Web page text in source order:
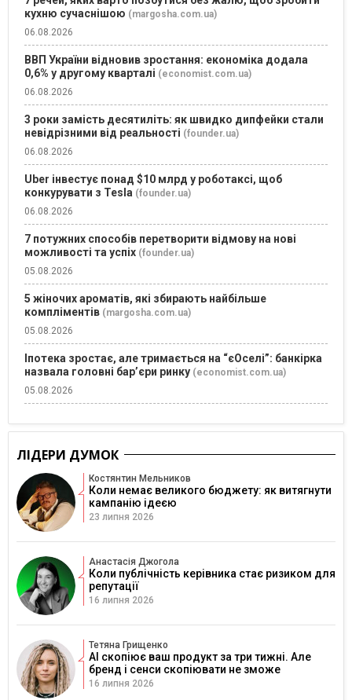
кухню сучаснішою (margosha.com.ua)
06.08.2026
ВВП України відновив зростання: економіка додала
0,6% у другому кварталі (economist.com.ua)
06.08.2026
3 роки замість десятиліть: як швидко дипфейки стали
невідрізними від реальності (founder.ua)
06.08.2026
Uber інвестує понад $10 млрд у роботаксі, щоб
конкурувати з Tesla (founder.ua)
06.08.2026
7 потужних способів перетворити відмову на нові
можливості та успіх (founder.ua)
05.08.2026
5 жіночих ароматів, які збирають найбільше
компліментів (margosha.com.ua)
05.08.2026
Іпотека зростає, але тримається на “єОселі”: банкірка
назвала головні бар’єри ринку (economist.com.ua)
05.08.2026
ЛІДЕРИ ДУМОК
Костянтин Мельников
Коли немає великого бюджету: як витягнути
кампанію ідеєю
23 липня 2026
Анастасія Джогола
Коли публічність керівника стає ризиком для
репутації
16 липня 2026
Тетяна Грищенко
AI скопіює ваш продукт за три тижні. Але
бренд і сенси скопіювати не зможе
16 липня 2026